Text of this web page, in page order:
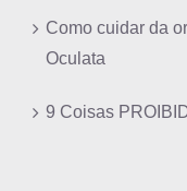
Como cuidar da
Oculata
9 Coisas